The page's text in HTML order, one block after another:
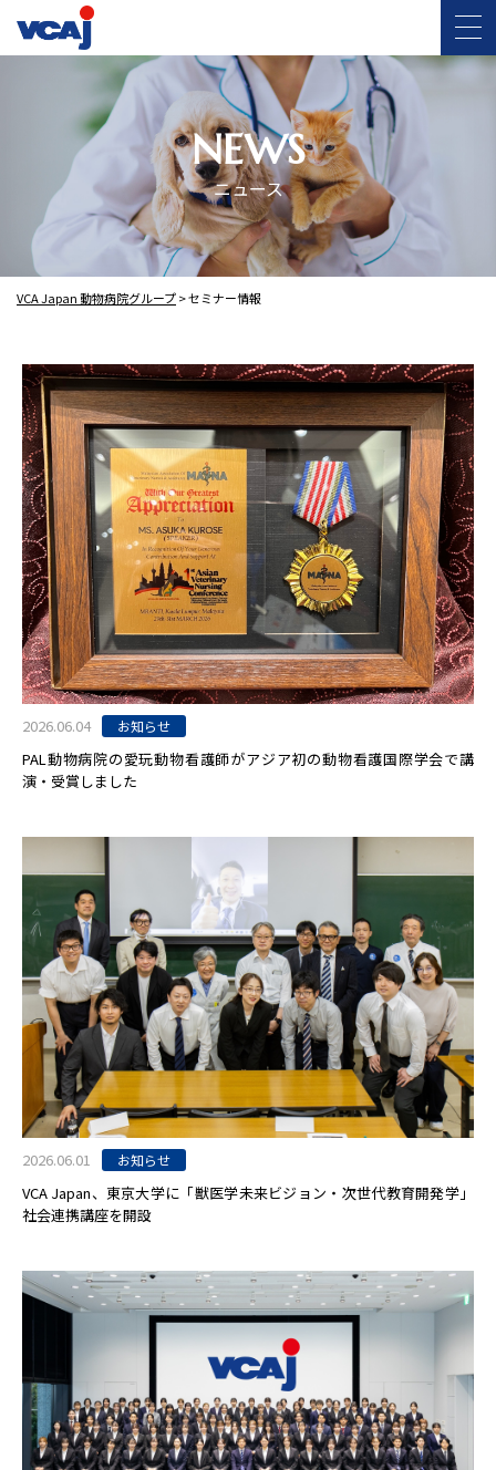
NEWS
ニュース
VCA Japan 動物病院グループ>セミナー情報
2026.06.04 お知らせ
PAL動物病院の愛玩動物看護師がアジア初の動物看護国際学会で講
演・受賞しました
2026.06.01 お知らせ
VCA Japan、東京大学に「獣医学未来ビジョン・次世代教育開発学」
社会連携講座を開設